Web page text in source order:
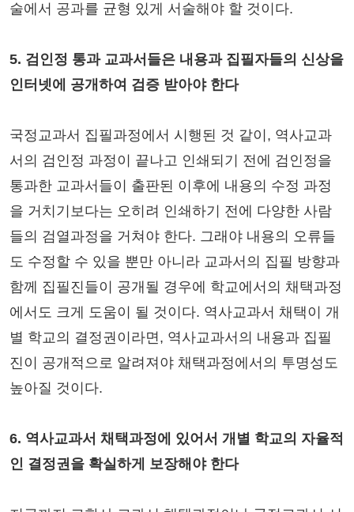
술에서 공과를 균형 있게 서술해야 할 것이다.
5. 검인정 통과 교과서들은 내용과 집필자들의 신상을
인터넷에 공개하여 검증 받아야 한다
국정교과서 집필과정에서 시행된 것 같이, 역사교과
서의 검인정 과정이 끝나고 인쇄되기 전에 검인정을
통과한 교과서들이 출판된 이후에 내용의 수정 과정
을 거치기보다는 오히려 인쇄하기 전에 다양한 사람
들의 검열과정을 거쳐야 한다. 그래야 내용의 오류들
도 수정할 수 있을 뿐만 아니라 교과서의 집필 방향과
함께 집필진들이 공개될 경우에 학교에서의 채택과정
에서도 크게 도움이 될 것이다. 역사교과서 채택이 개
별 학교의 결정권이라면, 역사교과서의 내용과 집필
진이 공개적으로 알려져야 채택과정에서의 투명성도
높아질 것이다.
6. 역사교과서 채택과정에 있어서 개별 학교의 자율적
인 결정권을 확실하게 보장해야 한다